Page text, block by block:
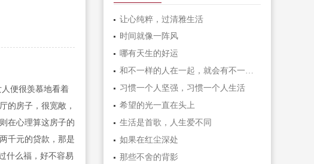
便很羡慕地看着
的房子，很宽敞，
在心理算这房子的
千元的贷款，那是
什么福，好不容易
让心纯粹，过清雅生活
时间就像一阵风
哪有天生的好运
和不一样的人在一起，就会有不一样的人生
习惯一个人坚强，习惯一个人生活
希望的光一直在头上
生活是首歌，人生爱不同
如果在红尘深处
那些不舍的背影